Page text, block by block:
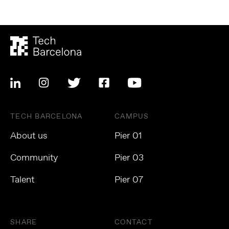
TECH BARCELONA
About us
Community
Talent
CAMPUS
Pier 01
Pier 03
Pier 07
SHARE CONTACT